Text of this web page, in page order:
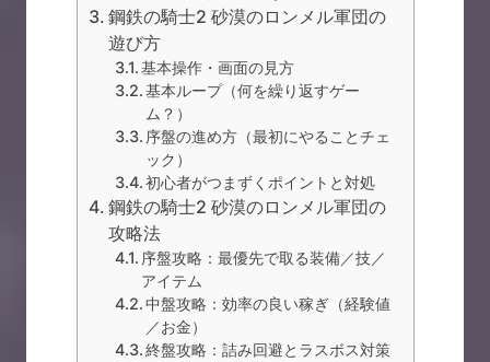
鋼鉄の騎士2 砂漠のロンメル軍団の
遊び方
基本操作・画面の見方
基本ループ（何を繰り返すゲー
ム？）
序盤の進め方（最初にやることチェ
ック）
初心者がつまずくポイントと対処
鋼鉄の騎士2 砂漠のロンメル軍団の
攻略法
序盤攻略：最優先で取る装備／技／
アイテム
中盤攻略：効率の良い稼ぎ（経験値
／お金）
終盤攻略：詰み回避とラスボス対策